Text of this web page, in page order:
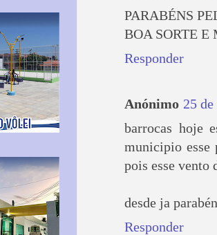
PARABÉNS
BOA SORTE E
Responder
Anónimo 25
barrocas hoje
municipio esse
pois esse vento
desde ja
Responder